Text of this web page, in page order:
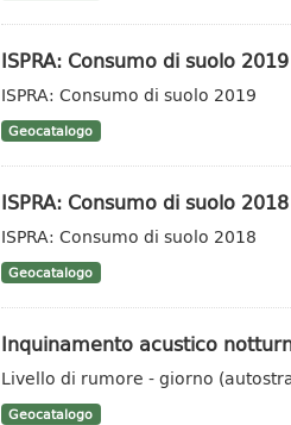
ISPRA: Consumo di suolo 2019
ISPRA: Consumo di suolo 2019
Geocatalogo
ISPRA: Consumo di suolo 2018
ISPRA: Consumo di suolo 2018
Geocatalogo
Inquinamento acustico
Livello di rumore - giorno
Geocatalogo